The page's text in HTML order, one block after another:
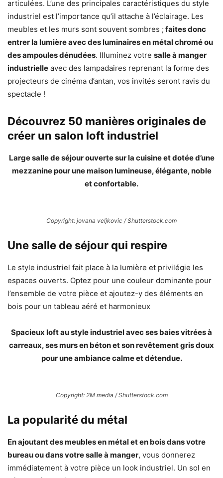
articulées. L’une des principales caractéristiques du style
industriel est l’importance qu’il attache à l’éclairage. Les
meubles et les murs sont souvent sombres ; faites donc
entrer la lumière avec des luminaires en métal chromé ou
des ampoules dénudées. Illuminez votre salle à manger
industrielle avec des lampadaires reprenant la forme des
projecteurs de cinéma d’antan, vos invités seront ravis du
spectacle !
Découvrez 50 manières originales de
créer un salon loft industriel
Large salle de séjour ouverte sur la cuisine et dotée d’une
mezzanine pour une maison lumineuse, élégante, noble
et confortable.
Copyright: jovana veljkovic / Shutterstock.com
Une salle de séjour qui respire
Le style industriel fait place à la lumière et privilégie les
espaces ouverts. Optez pour une couleur dominante pour
l’ensemble de votre pièce et ajoutez-y des éléments en
bois pour un tableau aéré et harmonieux
Spacieux loft au style industriel avec ses baies vitrées à
carreaux, ses murs en béton et son revêtement gris doux
pour une ambiance calme et détendue.
Copyright: 2M media / Shutterstock.com
La popularité du métal
En ajoutant des meubles en métal et en bois dans votre
bureau ou dans votre salle à manger, vous donnerez
immédiatement à votre pièce un look industriel. Un sol en